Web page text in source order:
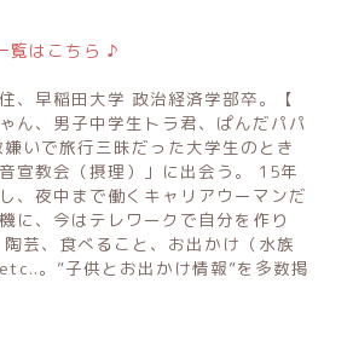
覧はこちら ♪
、早稲田大学 政治経済学部卒。【
ん、男子中学生トラ君、ぱんだパパ
いで旅行三昧だった大学生のとき
宣教会（摂理）」に出会う。 15年
、夜中まで働くキャリアウーマンだ
に、今はテレワークで自分を作り
芸、食べること、お出かけ（水族
。”子供とお出かけ情報”を多数掲